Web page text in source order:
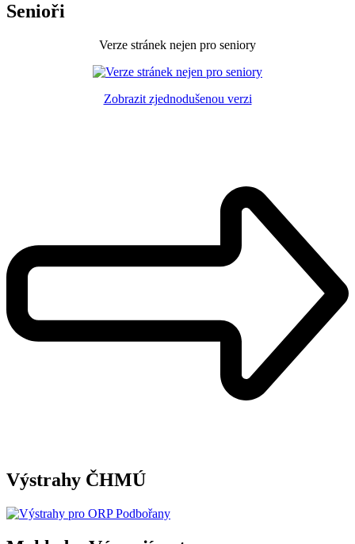
Senioři
Verze stránek nejen pro seniory
Zobrazit zjednodušenou verzi
Výstrahy ČHMÚ